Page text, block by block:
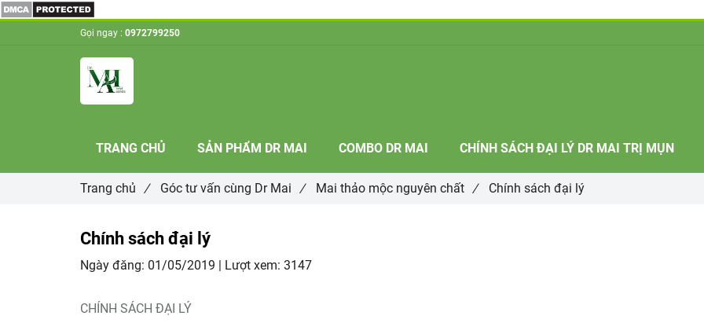
Chính sách đại lý
Ngày đăng: 01/05/2019 | Lượt xem: 3147
CHÍNH SÁCH ĐẠI LÝ
Trang chủ / Góc tư vấn cùng Dr Mai / Mai thảo mộc nguyên chất / Chính sách đại lý
Gọi ngay : 0972799250
TRANG CHỦ SẢN PHẨM DR MAI COMBO DR MAI CHÍNH SÁCH ĐẠI LÝ DR MAI TRỊ MỤN